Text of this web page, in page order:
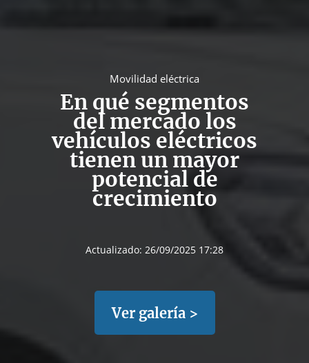
Movilidad eléctrica
En qué segmentos
del mercado los
vehículos eléctricos
tienen un mayor
potencial de
crecimiento
Actualizado: 26/09/2025 17:28
Ver galería >